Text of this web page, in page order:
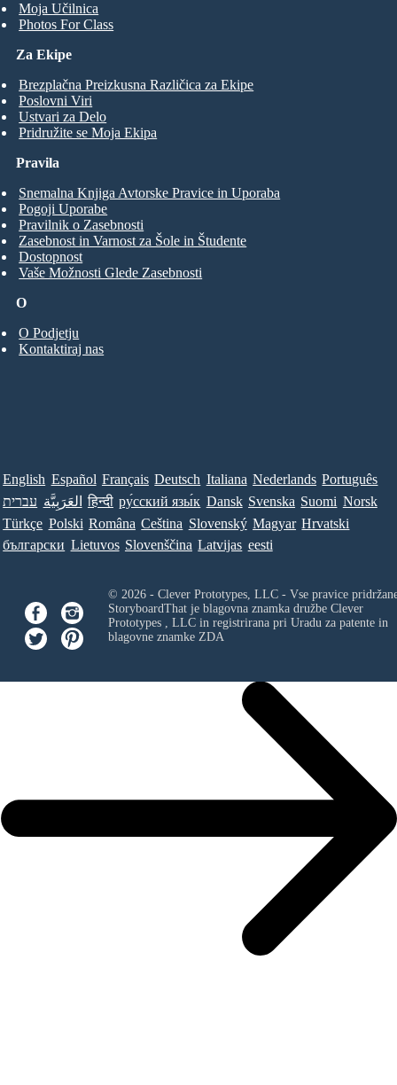
Moja Učilnica
Photos For Class
Za Ekipe
Brezplačna Preizkusna Različica za Ekipe
Poslovni Viri
Ustvari za Delo
Pridružite se Moja Ekipa
O
O Podjetju
Kontaktiraj nas
Pravila
Snemalna Knjiga Avtorske Pravice in Uporaba
Pogoji Uporabe
Pravilnik o Zasebnosti
Zasebnost in Varnost za Šole in Študente
Dostopnost
Vaše Možnosti Glede Zasebnosti
English Español Français Deutsch Italiana Nederlands Português
עברית العَرَبِيَّة हिन्दी ру́сский язы́к Dansk Svenska Suomi Norsk
Türkçe Polski Româna Ceština Slovenský Magyar Hrvatski
български Lietuvos Slovenščina Latvijas eesti
© 2026 - Clever Prototypes, LLC - Vse pravice
StoryboardThat je blagovna znamka družbe Clever
Prototypes , LLCin registrirana pri Uradu za patente in
blagovne znamke ZDA